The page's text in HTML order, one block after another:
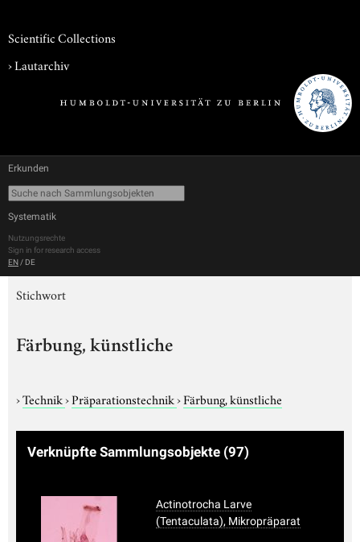
Scientific Collections
›Lautarchiv
Erkunden
Systematik
Nutzungsrechte
Sign in for research access
EN / DE
Stichwort
Färbung, künstliche
›Technik›Präparationstechnik›Färbung, künstliche
Verknüpfte Sammlungsobjekte (97)
Actinotrocha Larve
(Tentaculata), Mikropräparat